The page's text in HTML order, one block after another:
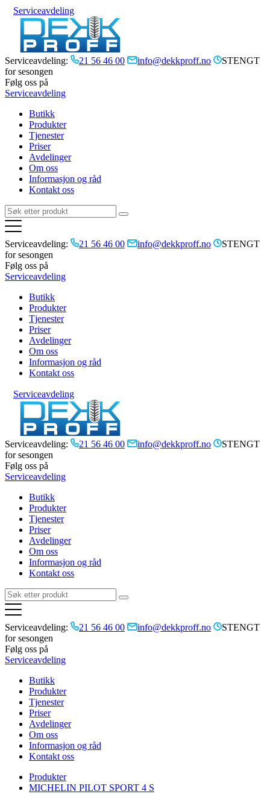
Serviceavdeling
Serviceavdeling: 21 56 46 00 info@dekkproff.no
STENGT
for sesongen
Følg oss på
Serviceavdeling
Butikk
Produkter
Tjenester
Priser
Avdelinger
Om oss
Informasjon og råd
Kontakt oss
Serviceavdeling: 21 56 46 00 info@dekkproff.no
STENGT
for sesongen
Følg oss på
Serviceavdeling
Butikk
Produkter
Tjenester
Priser
Avdelinger
Om oss
Informasjon og råd
Kontakt oss
Serviceavdeling
Serviceavdeling: 21 56 46 00 info@dekkproff.no
STENGT
for sesongen
Følg oss på
Serviceavdeling
Butikk
Produkter
Tjenester
Priser
Avdelinger
Om oss
Informasjon og råd
Kontakt oss
Serviceavdeling: 21 56 46 00 info@dekkproff.no
STENGT
for sesongen
Følg oss på
Serviceavdeling
Butikk
Produkter
Tjenester
Priser
Avdelinger
Om oss
Informasjon og råd
Kontakt oss
Produkter
MICHELIN PILOT SPORT 4 S